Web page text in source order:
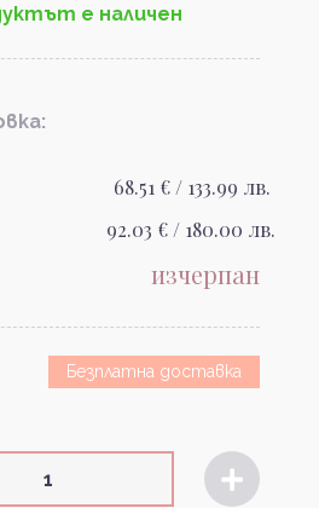
е наличен
68.51 € / 133.99 лв.
92.03 € / 180.00 лв.
изчерпан
Безплатна доставка